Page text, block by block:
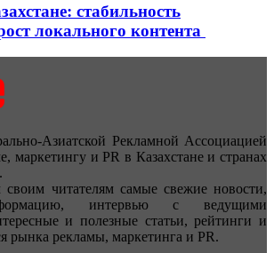
стабильность
локального контента
Азиатской Рекламной Ассоциацией
маркетингу и PR в Казахстане и странах
читателям самые свежие новости,
интервью с ведущими
и полезные статьи, рейтинги и
рынка рекламы, маркетинга и PR.